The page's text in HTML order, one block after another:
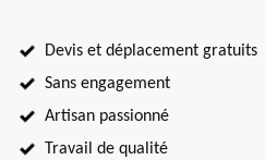
Devis et déplacement gratuits
Sans engagement
Artisan passionné
Travail de qualité